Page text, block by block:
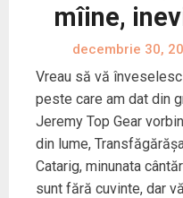
mîine,
decembrie 30,
Vreau să vă
peste care am dat din
Jeremy Top Gear
din lume,
Catarig, minunata
sunt fără cuvinte, dar